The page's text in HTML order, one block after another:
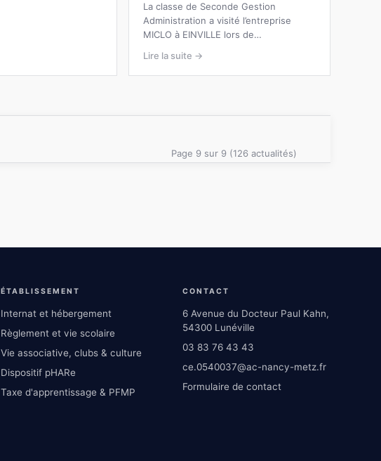
La classe de Seconde Gestion
Administration a visité l’entreprise
MICLO à EINVILLE lors de…
Lire la suite →
Page 9 sur 9 (126 actualités)
ÉTABLISSEMENT
Internat et hébergement
Règlement et vie scolaire
Vie associative, clubs & culture
Dispositif pHARe
Taxe d'apprentissage & PFMP
CONTACT
6 Avenue du Docteur Paul Kahn,
54300 Lunéville
03 83 76 43 43
ce.0540037@ac-nancy-metz.fr
Formulaire de contact